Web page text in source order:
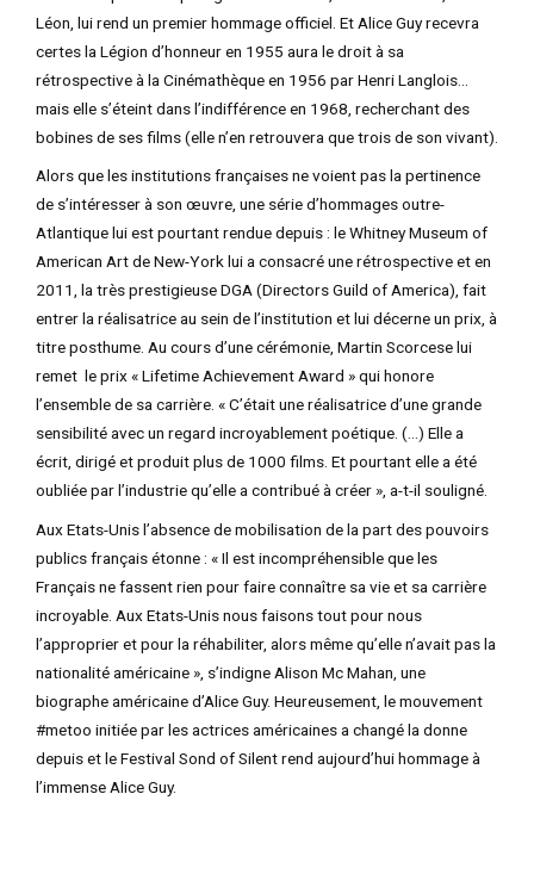
Léon, lui rend un premier hommage officiel. Et Alice Guy recevra
certes la Légion d’honneur en 1955 aura le droit à sa
rétrospective à la Cinémathèque en 1956 par Henri Langlois…
mais elle s’éteint dans l’indifférence en 1968, recherchant des
bobines de ses films (elle n’en retrouvera que trois de son vivant).
Alors que les institutions françaises ne voient pas la pertinence
de s’intéresser à son œuvre, une série d’hommages outre-
Atlantique lui est pourtant rendue depuis : le Whitney Museum of
American Art de New-York lui a consacré une rétrospective et en
2011, la très prestigieuse DGA (Directors Guild of America), fait
entrer la réalisatrice au sein de l’institution et lui décerne un prix, à
titre posthume. Au cours d’une cérémonie, Martin Scorcese lui
remet le prix « Lifetime Achievement Award » qui honore
l’ensemble de sa carrière. « C’était une réalisatrice d’une grande
sensibilité avec un regard incroyablement poétique. (…) Elle a
écrit, dirigé et produit plus de 1000 films. Et pourtant elle a été
oubliée par l’industrie qu’elle a contribué à créer », a-t-il souligné.
Aux Etats-Unis l’absence de mobilisation de la part des pouvoirs
publics français étonne : « Il est incompréhensible que les
Français ne fassent rien pour faire connaître sa vie et sa carrière
incroyable. Aux Etats-Unis nous faisons tout pour nous
l’approprier et pour la réhabiliter, alors même qu’elle n’avait pas la
nationalité américaine », s’indigne Alison Mc Mahan, une
biographe américaine d’Alice Guy. Heureusement, le mouvement
#metoo initiée par les actrices américaines a changé la donne
depuis et le Festival Sond of Silent rend aujourd’hui hommage à
l’immense Alice Guy.